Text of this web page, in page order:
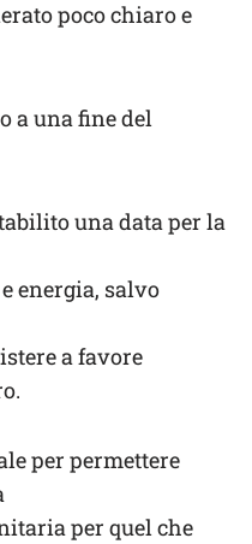
poco chiaro e
a una fine del
una data per la
energia, salvo
a favore
per permettere
per quel che